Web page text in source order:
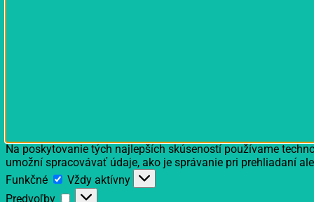
Na poskytovanie tých najlepších skúseností používame
umožní spracovávať údaje, ako je správanie pri prehliadaní
Funkčné
Funkčné
Vždy aktívny
Predvoľby
Predvoľby